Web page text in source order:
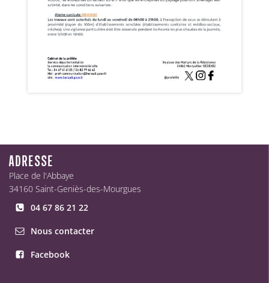
ADRESSE
Place de l'Abbaye
34160 Saint-Geniès-des-Mourgues
04 67 86 21 22
Nous contacter
Facebook